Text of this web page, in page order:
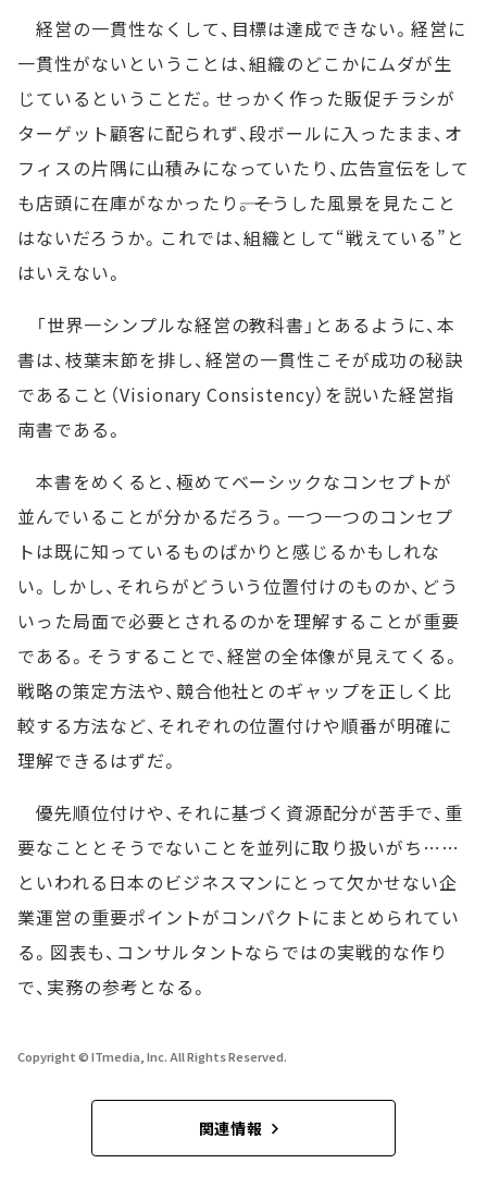
経営の一貫性なくして、目標は達成できない。経営に
一貫性がないということは、組織のどこかにムダが生
じているということだ。せっかく作った販促チラシが
ターゲット顧客に配られず、段ボールに入ったまま、オ
フィスの片隅に山積みになっていたり、広告宣伝をして
も店頭に在庫がなかったり――。そうした風景を見たこと
はないだろうか。これでは、組織として“戦えている”と
はいえない。
「世界一シンプルな経営の教科書」とあるように、本
書は、枝葉末節を排し、経営の一貫性こそが成功の秘訣
であること（Visionary Consistency）を説いた経営指
南書である。
本書をめくると、極めてベーシックなコンセプトが
並んでいることが分かるだろう。一つ一つのコンセプ
トは既に知っているものばかりと感じるかもしれな
い。しかし、それらがどういう位置付けのものか、どう
いった局面で必要とされるのかを理解することが重要
である。そうすることで、経営の全体像が見えてくる。
戦略の策定方法や、競合他社とのギャップを正しく比
較する方法など、それぞれの位置付けや順番が明確に
理解できるはずだ。
優先順位付けや、それに基づく資源配分が苦手で、重
要なこととそうでないことを並列に取り扱いがち……
といわれる日本のビジネスマンにとって欠かせない企
業運営の重要ポイントがコンパクトにまとめられてい
る。図表も、コンサルタントならではの実戦的な作り
で、実務の参考となる。
Copyright © ITmedia, Inc. All Rights Reserved.
関連情報